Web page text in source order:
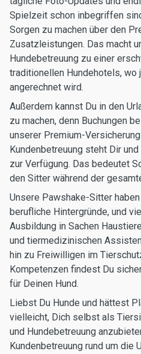
Spielzeit schon inbegriffen
Sorgen zu machen über den
Zusatzleistungen. Das macht
Hundebetreuung zu einer
traditionellen Hundehotels, wo
angerechnet wird.
Außerdem kannst Du in den
zu machen, denn Buchungen
unserer Premium-
Kundenbetreuung steht Dir
zur Verfügung. Das bedeutet
den Sitter während der
Unsere Pawshake-Sitter
berufliche Hintergründe, und
Ausbildung in Sachen
und tiermedizinischen
hin zu Freiwilligen im
Kompetenzen findest Du
für Deinen Hund.
Liebst Du Hunde und hättest
vielleicht, Dich selbst als
und Hundebetreuung
Kundenbetreuung rund um die